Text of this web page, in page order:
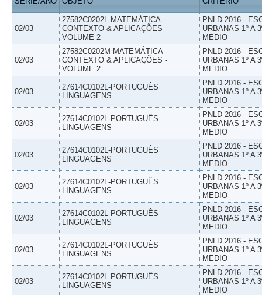
02/03
27582C0202L-MATEMÁTICA -
CONTEXTO & APLICAÇÕES -
VOLUME 2
PNLD 2016 -
URBANAS 1º A
MEDIO
02/03
27582C0202M-MATEMÁTICA -
CONTEXTO & APLICAÇÕES -
VOLUME 2
PNLD 2016 -
URBANAS 1º A
MEDIO
02/03
27614C0102L-PORTUGUÊS
LINGUAGENS
PNLD 2016 -
URBANAS 1º A
MEDIO
02/03
27614C0102L-PORTUGUÊS
LINGUAGENS
PNLD 2016 -
URBANAS 1º A
MEDIO
02/03
27614C0102L-PORTUGUÊS
LINGUAGENS
PNLD 2016 -
URBANAS 1º A
MEDIO
02/03
27614C0102L-PORTUGUÊS
LINGUAGENS
PNLD 2016 -
URBANAS 1º A
MEDIO
02/03
27614C0102L-PORTUGUÊS
LINGUAGENS
PNLD 2016 -
URBANAS 1º A
MEDIO
02/03
27614C0102L-PORTUGUÊS
LINGUAGENS
PNLD 2016 -
URBANAS 1º A
MEDIO
02/03
27614C0102L-PORTUGUÊS
LINGUAGENS
PNLD 2016 -
URBANAS 1º A
MEDIO